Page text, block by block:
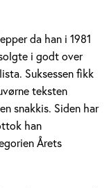
da han i 1981
i godt over
Suksessen fikk
teksten
snakkis. Siden har
han
Årets